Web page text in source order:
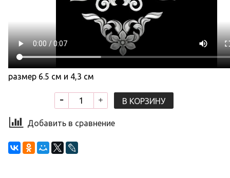
размер 6.5 см и 4,3 см
В КОРЗИНУ
Добавить в сравнение